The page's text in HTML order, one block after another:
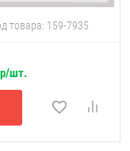
товара: 159-7935
р/шт.